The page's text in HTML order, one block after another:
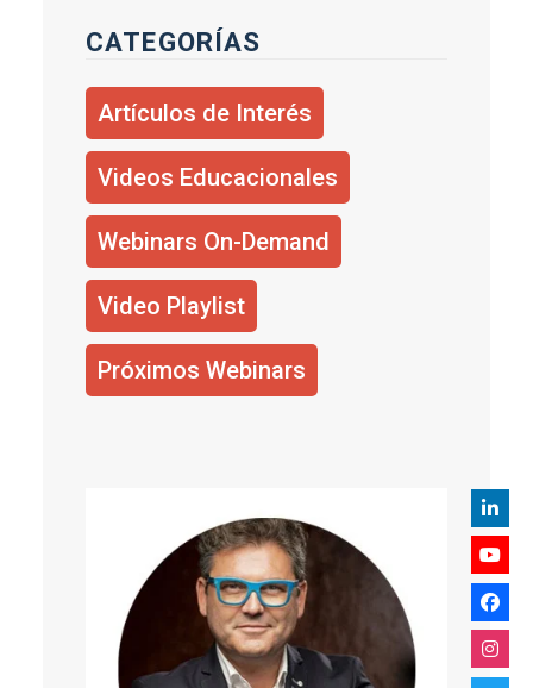
CATEGORÍAS
Artículos de Interés
Videos Educacionales
Webinars On-Demand
Video Playlist
Próximos Webinars